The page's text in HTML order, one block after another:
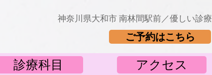
​神奈川県大和市 南林間駅前／優しい診療
ご予約はこちら
診療科目
アクセス